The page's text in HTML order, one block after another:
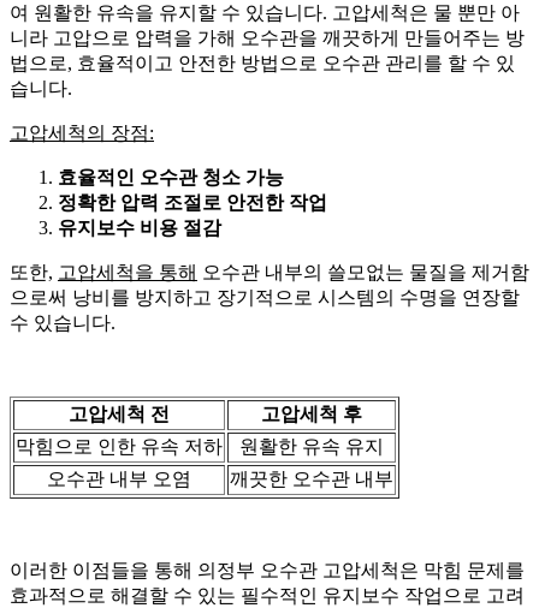
여 원활한 유속을 유지할 수 있습니다. 고압세척은 물 뿐만 아
니라 고압으로 압력을 가해 오수관을 깨끗하게 만들어주는 방
법으로, 효율적이고 안전한 방법으로 오수관 관리를 할 수 있
습니다.
고압세척의 장점:
효율적인 오수관 청소 가능
정확한 압력 조절로 안전한 작업
유지보수 비용 절감
또한, 고압세척을 통해 오수관 내부의 쓸모없는 물질을 제거함
으로써 낭비를 방지하고 장기적으로 시스템의 수명을 연장할
수 있습니다.
고압세척 전
고압세척 후
막힘으로 인한 유속 저하
원활한 유속 유지
오수관 내부 오염
깨끗한 오수관 내부
이러한 이점들을 통해 의정부 오수관 고압세척은 막힘 문제를
효과적으로 해결할 수 있는 필수적인 유지보수 작업으로 고려